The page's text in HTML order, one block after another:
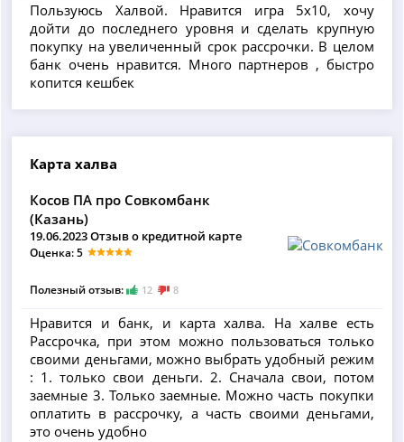
Пользуюсь Халвой. Нравится игра 5х10, хочу
дойти до последнего уровня и сделать крупную
покупку на увеличенный срок рассрочки. В целом
банк очень нравится. Много партнеров , быстро
копится кешбек
Карта халва
Косов ПА про Совкомбанк
(Казань)
19.06.2023 Отзыв о кредитной карте
Оценка: 5
Полезный отзыв: 12 8
Нравится и банк, и карта халва. На халве есть
Рассрочка, при этом можно пользоваться только
своими деньгами, можно выбрать удобный режим
: 1. только свои деньги. 2. Сначала свои, потом
заемные 3. Только заемные. Можно часть покупки
оплатить в рассрочку, а часть своими деньгами,
это очень удобно